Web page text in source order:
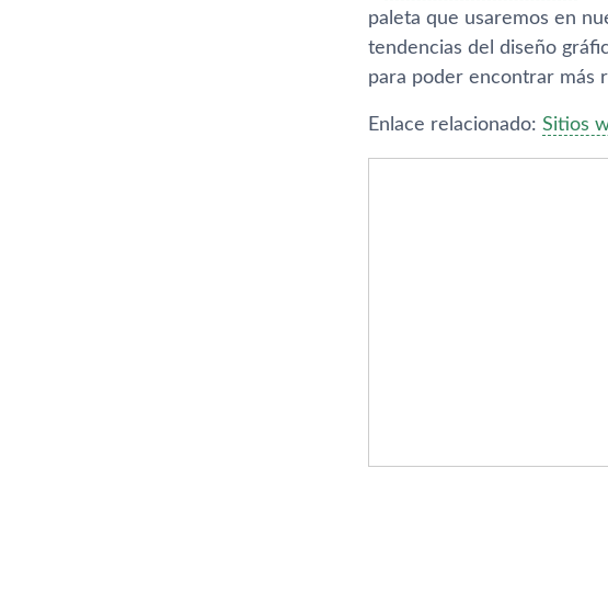
paleta que usaremos en
tendencias del diseño
para poder encontrar más
Enlace relacionado: Sitios